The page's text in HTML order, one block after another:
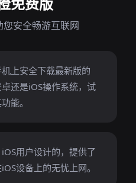
安全畅游互联网
上安全下载最新版的
还是iOS操作系统，试
能。
用户设计的，提供了
设备上的无忧上网。